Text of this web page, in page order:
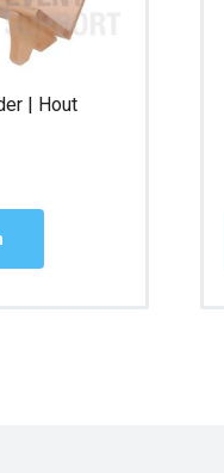
| Hout